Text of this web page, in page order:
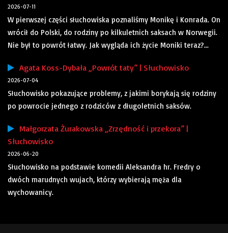
2026-07-11
W pierwszej części słuchowiska poznaliśmy Monikę i Konrada. On
wrócił do Polski, do rodziny po kilkuletnich saksach w Norwegii.
Nie był to powrót łatwy. Jak wygląda ich życie Moniki teraz?...
Agata Koss-Dybała „Powrót taty” | Słuchowisko
2026-07-04
Słuchowisko pokazujące problemy, z jakimi borykają się rodziny
po powrocie jednego z rodziców z długoletnich saksów.
Małgorzata Żurakowska „Zrzędność i przekora” |
Słuchowisko
2026-06-20
Słuchowisko na podstawie komedii Aleksandra hr. Fredry o
dwóch marudnych wujach, którzy wybierają męża dla
wychowanicy.